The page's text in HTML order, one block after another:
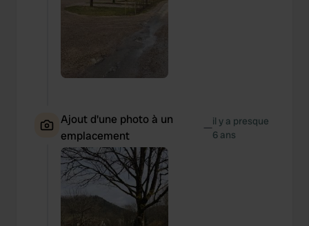
Ajout d'une photo à un
emplacement
—il y a presque
6 ans